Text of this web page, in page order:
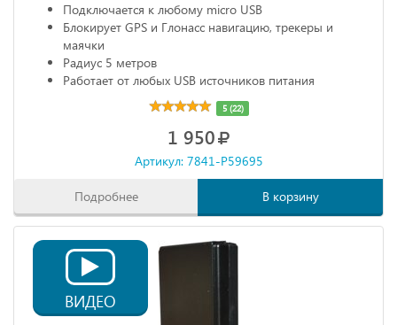
Подключается к любому micro USB
Блокирует GPS и Глонасс навигацию, трекеры и
маячки
Радиус 5 метров
Работает от любых USB источников питания
Габариты: 68х20х10 мм
5 (22)
1 950
Артикул: 7841-P59695
Подробнее В корзину
ВИДЕО